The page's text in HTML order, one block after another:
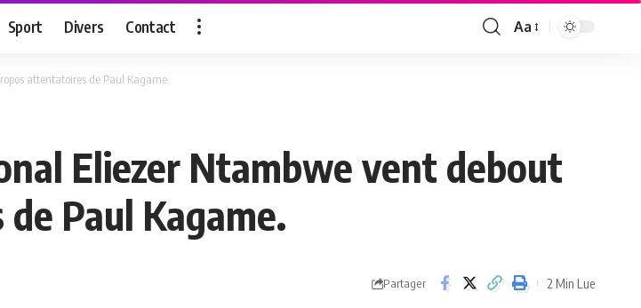
Sport Divers Contact
Font
Aa
attentatoires de Paul Kagame.
Eliezer Ntambwe vent debout
Paul Kagame.
Partager 2 Min Lue